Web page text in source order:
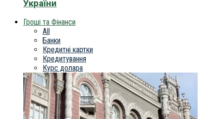
України
Гроші та Фінанси
All
Банки
Кредитні картки
Кредитування
Курс долара